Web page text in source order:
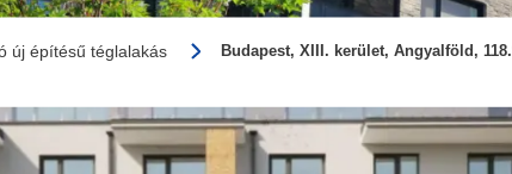
új építésű téglalakás Budapest, XIII. kerület, Angyalföld,